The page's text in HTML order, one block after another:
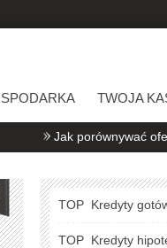
TWOJA
porównywać oferty
TOP Kredyty
TOP Kredyty